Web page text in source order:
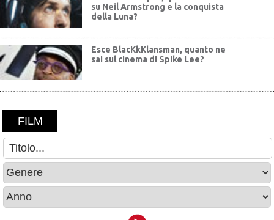
su Neil Armstrong e la conquista
della Luna?
Esce BlacKkKlansman, quanto ne
sai sul cinema di Spike Lee?